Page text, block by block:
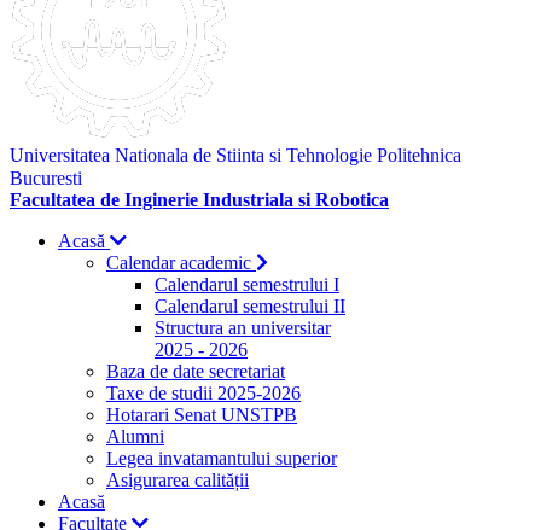
Universitatea Nationala de Stiinta si Tehnologie Politehnica
Bucuresti
Facultatea de Inginerie Industriala si Robotica
Acasă
Calendar academic
Calendarul semestrului I
Calendarul semestrului II
Structura an universitar
2025 - 2026
Baza de date secretariat
Taxe de studii 2025-2026
Hotarari Senat UNSTPB
Alumni
Legea invatamantului superior
Asigurarea calității
Acasă
Facultate